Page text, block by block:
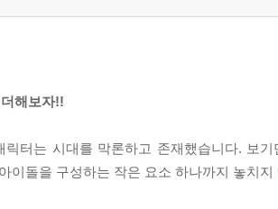
해보자!!
터는 시대를 막론하고 존재했습니다. 보
이돌을 구성하는 작은 요소 하나까지 놓치지